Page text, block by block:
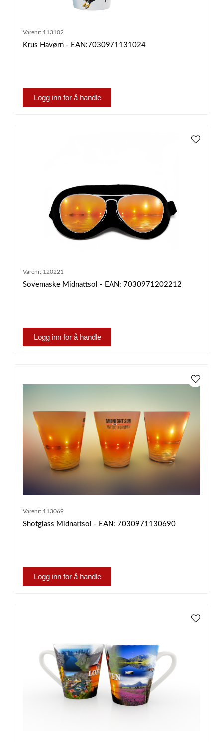
Varenr: 113102
Krus Havørn - EAN:7030971131024
Logg inn for å handle
Varenr: 120221
Sovemaske Midnattsol - EAN: 7030971202212
Logg inn for å handle
Varenr: 113069
Shotglass Midnattsol - EAN: 7030971130690
Logg inn for å handle